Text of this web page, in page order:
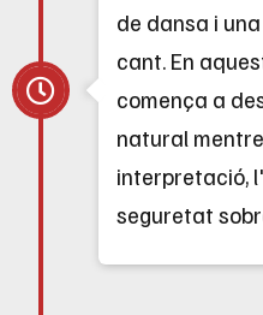
de dansa i
cant. En
comença a
natural
interpretació,
seguretat